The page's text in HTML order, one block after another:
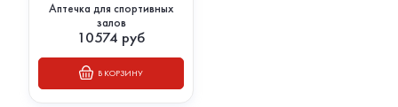
Аптечка для спортивных
залов
10574 руб
В КОРЗИНУ